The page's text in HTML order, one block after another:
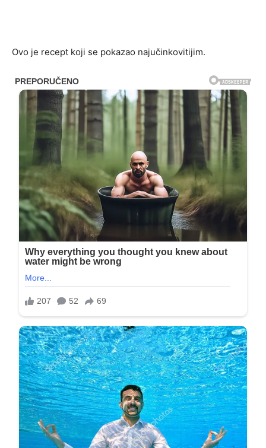
Ovo je recept koji se pokazao najučinkovitijim.